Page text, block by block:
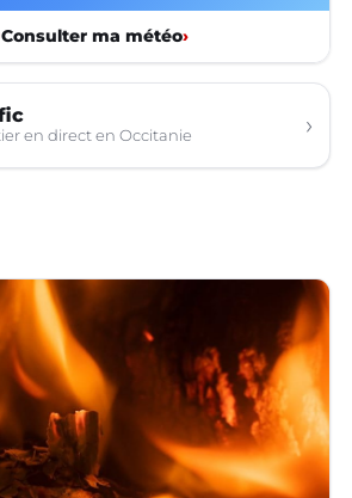
Consulter ma météo›
en direct en Occitanie ›